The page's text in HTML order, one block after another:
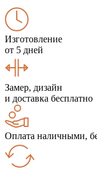
Изготовление
от 5 дней
Замер, дизайн
и доставка бесплатно
Оплата наличными,